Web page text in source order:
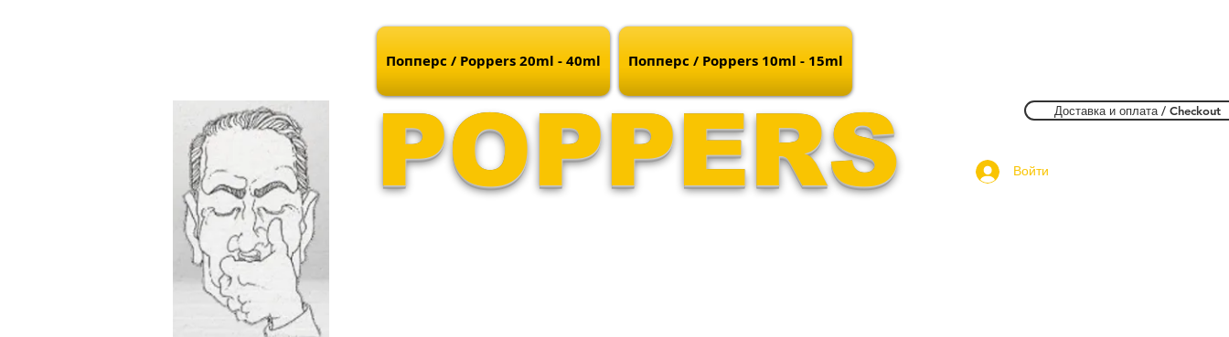
Попперс / Poppers 20ml - 40ml Попперс / Poppers 10ml - 15ml
Доставка и оплата / Checkout
POPPERS Войти